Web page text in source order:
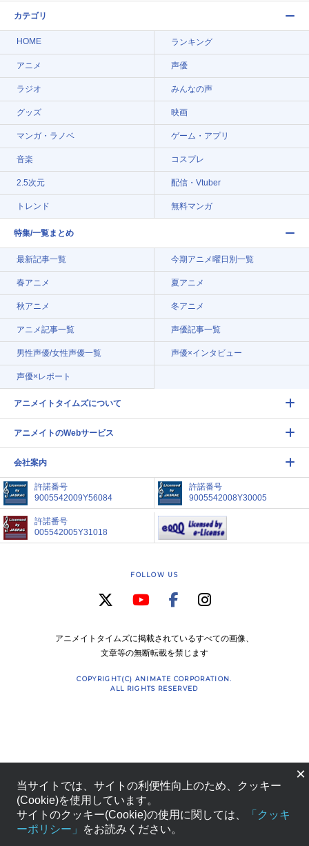
カテゴリ
HOME ランキング
アニメ 声優
ラジオ みんなの声
グッズ 映画
マンガ・ラノベ ゲーム・アプリ
音楽 コスプレ
2.5次元 配信・Vtuber
トレンド 無料マンガ
特集/一覧まとめ
最新記事一覧 今期アニメ曜日別一覧
春アニメ 夏アニメ
秋アニメ 冬アニメ
アニメ記事一覧 声優記事一覧
男性声優/女性声優一覧 声優×インタビュー
声優×レポート
アニメイトタイムズについて
アニメイトのWebサービス
会社案内
許諾番号
9005542009Y56084
許諾番号
9005542008Y30005
許諾番号
005542005Y31018
FOLLOW US
アニメイトタイムズに掲載されているすべての画像、
文章等の無断転載を禁じます
COPYRIGHT(C) ANIMATE CORPORATION.
ALL RIGHTS RESERVED
×
当サイトでは、サイトの利便性向上のため、クッキー
(Cookie)を使用しています。
サイトのクッキー(Cookie)の使用に関しては、
「クッキ
ーポリシー」
をお読みください。